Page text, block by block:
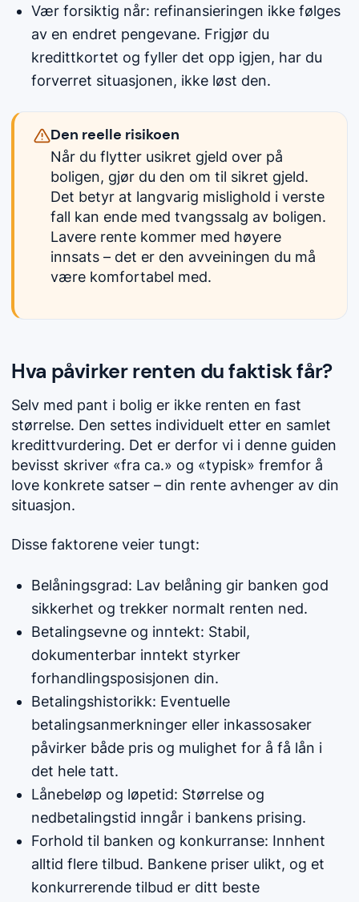
Vær forsiktig når: refinansieringen ikke følges
av en endret pengevane. Frigjør du
kredittkortet og fyller det opp igjen, har du
forverret situasjonen, ikke løst den.
Den reelle risikoen
Når du flytter usikret gjeld over på
boligen, gjør du den om til sikret gjeld.
Det betyr at langvarig mislighold i verste
fall kan ende med tvangssalg av boligen.
Lavere rente kommer med høyere
innsats – det er den avveiningen du må
være komfortabel med.
Hva påvirker renten du faktisk får?
Selv med pant i bolig er ikke renten en fast
størrelse. Den settes individuelt etter en samlet
kredittvurdering. Det er derfor vi i denne guiden
bevisst skriver «fra ca.» og «typisk» fremfor å
love konkrete satser – din rente avhenger av din
situasjon.
Disse faktorene veier tungt:
Belåningsgrad: Lav belåning gir banken god
sikkerhet og trekker normalt renten ned.
Betalingsevne og inntekt: Stabil,
dokumenterbar inntekt styrker
forhandlingsposisjonen din.
Betalingshistorikk: Eventuelle
betalingsanmerkninger eller inkassosaker
påvirker både pris og mulighet for å få lån i
det hele tatt.
Lånebeløp og løpetid: Størrelse og
nedbetalingstid inngår i bankens prising.
Forhold til banken og konkurranse: Innhent
alltid flere tilbud. Bankene priser ulikt, og et
konkurrerende tilbud er ditt beste